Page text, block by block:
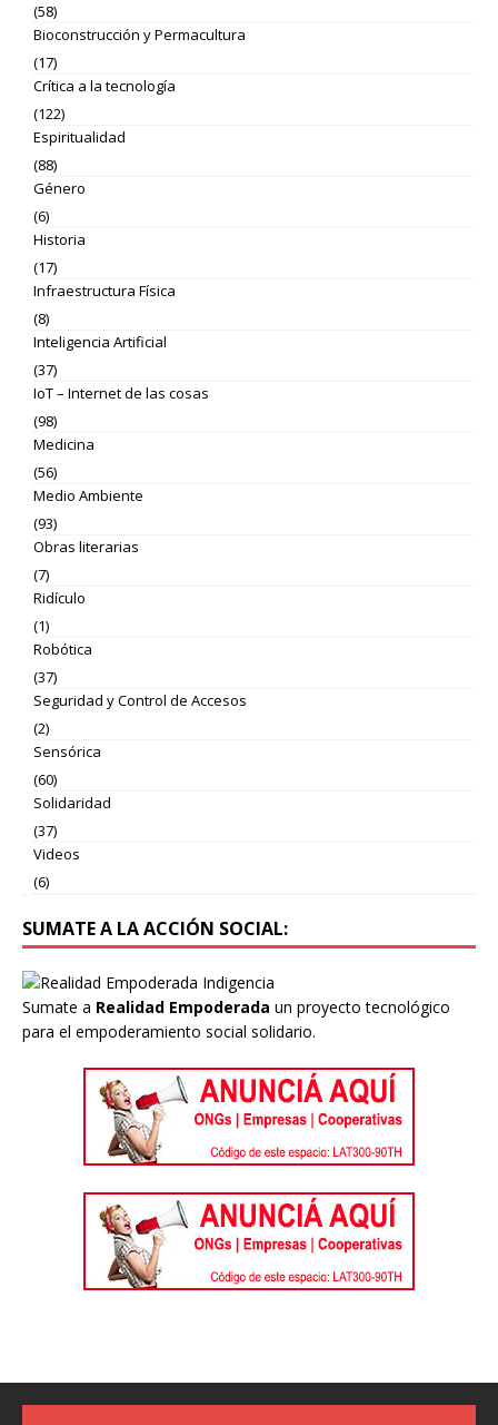
(58)
Bioconstrucción y Permacultura
(17)
Crítica a la tecnología
(122)
Espiritualidad
(88)
Género
(6)
Historia
(17)
Infraestructura Física
(8)
Inteligencia Artificial
(37)
IoT – Internet de las cosas
(98)
Medicina
(56)
Medio Ambiente
(93)
Obras literarias
(7)
Ridículo
(1)
Robótica
(37)
Seguridad y Control de Accesos
(2)
Sensórica
(60)
Solidaridad
(37)
Videos
(6)
SUMATE A LA ACCIÓN SOCIAL:
Sumate a Realidad Empoderada un proyecto tecnológico
para el empoderamiento social solidario.